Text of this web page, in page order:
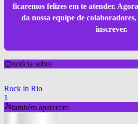
ficaremos felizes em te atender.
da nossa equipe de colaboradores,
inscrever.
notícia sobre
Rock in Rio
1
também aparecem